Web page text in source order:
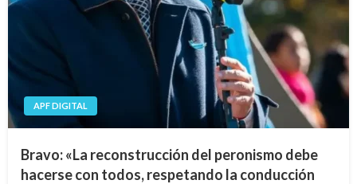
APF DIGITAL
Bravo: «La reconstrucción del peronismo debe
hacerse con todos, respetando la conducción